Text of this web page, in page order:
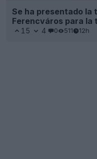
Se ha presentado
Ferencváros para la
15 4 0 511 12h